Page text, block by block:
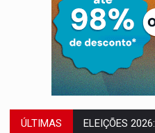
ÚLTIMAS ELEIÇÕES 2026: